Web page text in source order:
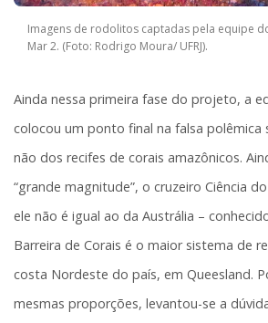
Imagens de rodolitos captadas pela equipe
Mar 2. (Foto: Rodrigo Moura/ UFRJ).
Ainda nessa primeira fase do projeto, a
colocou um ponto final na falsa polêmica
não dos recifes de corais amazônicos.
“grande magnitude”, o cruzeiro Ciência
ele não é igual ao da Austrália –
Barreira de Corais é o maior sistema de
costa Nordeste do país, em Queesland.
mesmas proporções, levantou-se a